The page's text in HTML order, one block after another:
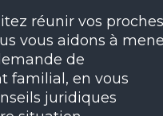
réunir vos proches
vous aidons à
de
familial, en vous
juridiques